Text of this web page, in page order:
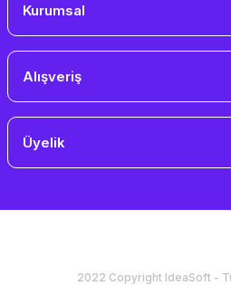
Kurumsal
Alışveriş
Üyelik
2022 Copyright IdeaSoft -